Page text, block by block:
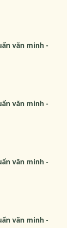
văn minh -
văn minh -
văn minh -
văn minh -